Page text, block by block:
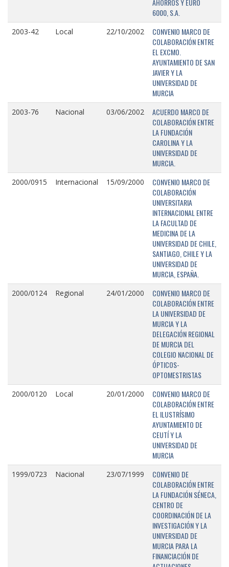
AHORROS Y EURO
6000, S.A.
2003-42 Local 22/10/2002
CONVENIO MARCO DE
COLABORACIÓN ENTRE
EL EXCMO.
AYUNTAMIENTO DE SAN
JAVIER Y LA
UNIVERSIDAD DE
MURCIA
2003-76 Nacional 03/06/2002
ACUERDO MARCO DE
COLABORACIÓN ENTRE
LA FUNDACIÓN
CAROLINA Y LA
UNIVERSIDAD DE
MURCIA.
2000/0915 Internacional 15/09/2000
CONVENIO MARCO DE
COLABORACIÓN
UNIVERSITARIA
INTERNACIONAL ENTRE
LA FACULTAD DE
MEDICINA DE LA
UNIVERSIDAD DE CHILE,
SANTIAGO, CHILE Y LA
UNIVERSIDAD DE
MURCIA, ESPAÑA.
2000/0124 Regional 24/01/2000
CONVENIO MARCO DE
COLABORACIÓN ENTRE
LA UNIVERSIDAD DE
MURCIA Y LA
DELEGACIÓN REGIONAL
DE MURCIA DEL
COLEGIO NACIONAL DE
ÓPTICOS-
OPTOMESTRISTAS
2000/0120 Local 20/01/2000
CONVENIO MARCO DE
COLABORACIÓN ENTRE
EL ILUSTRÍSIMO
AYUNTAMIENTO DE
CEUTÍ Y LA
UNIVERSIDAD DE
MURCIA
1999/0723 Nacional 23/07/1999
CONVENIO DE
COLABORACIÓN ENTRE
LA FUNDACIÓN SÉNECA,
CENTRO DE
COORDINACIÓN DE LA
INVESTIGACIÓN Y LA
UNIVERSIDAD DE
MURCIA PARA LA
FINANCIACIÓN DE